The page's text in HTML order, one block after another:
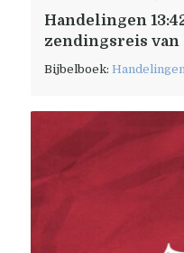
Handelingen
zendingsreis
Bijbelboek:Handelingen